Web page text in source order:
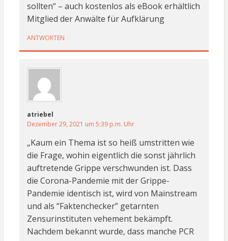
sollten“ – auch kostenlos als eBook erhältlich
Mitglied der Anwälte für Aufklärung
ANTWORTEN
atriebel
Dezember 29, 2021 um 5:39 p.m. Uhr
„Kaum ein Thema ist so heiß umstritten wie
die Frage, wohin eigentlich die sonst jährlich
auftretende Grippe verschwunden ist. Dass
die Corona-Pandemie mit der Grippe-
Pandemie identisch ist, wird von Mainstream
und als “Faktenchecker” getarnten
Zensurinstituten vehement bekämpft.
Nachdem bekannt wurde, dass manche PCR